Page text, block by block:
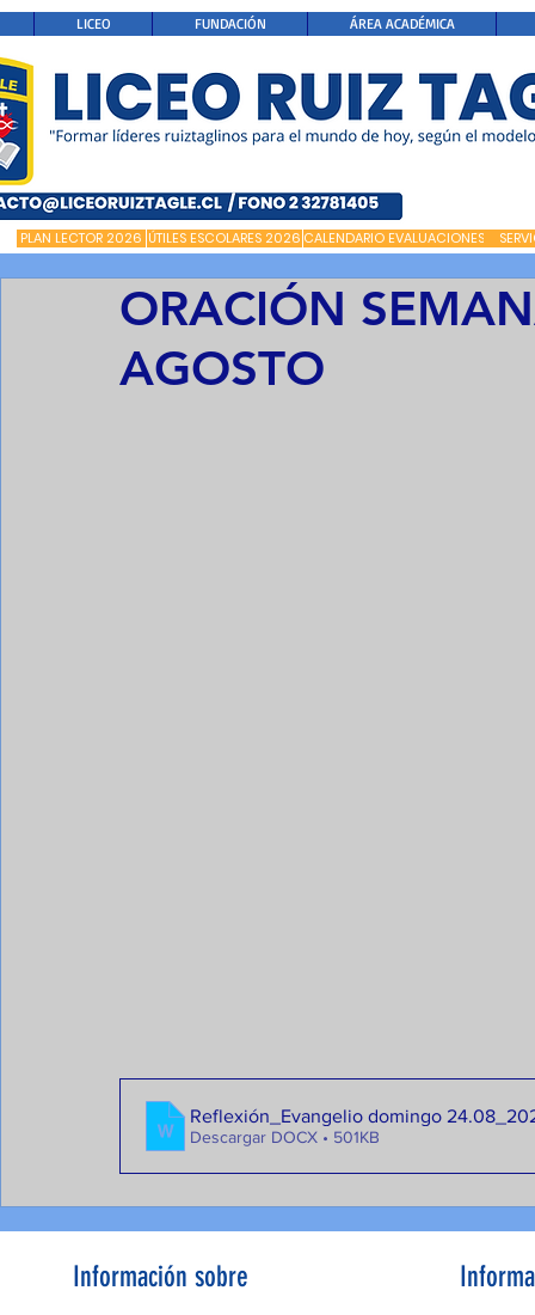
LICEO FUNDACIÓN ÁREA ACADÉMICA
PLAN LECTOR 2026 ÚTILES ESCOLARES 2026 CALENDARIO EVALUACIONES
ORACIÓN
AGOSTO
Reflexión_Evangelio domingo
Descargar DOCX • 501KB
Información sobre